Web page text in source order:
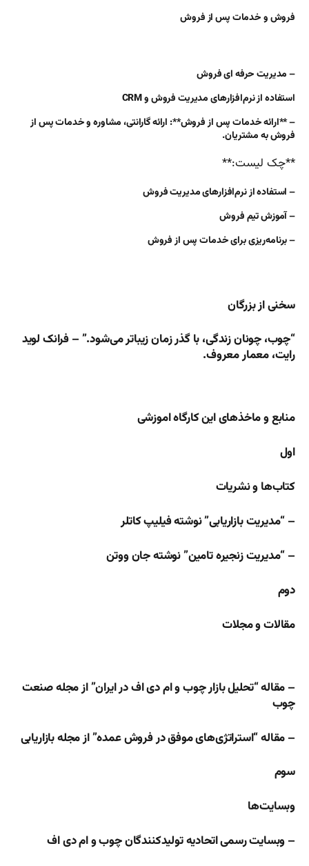
فروش و خدمات پس از فروش
– مدیریت حرفه ای فروش
استفاده از نرم‌افزارهای مدیریت فروش و CRM
– **ارائه خدمات پس از فروش**: ارائه گارانتی، مشاوره و خدمات پس از
فروش به مشتریان.
**چک لیست:**
– استفاده از نرم‌افزارهای مدیریت فروش
– آموزش تیم فروش
– برنامه‌ریزی برای خدمات پس از فروش
سخنی از بزرگان
“چوب، چونان زندگی، با گذر زمان زیباتر می‌شود.” – فرانک لوید
رایت، معمار معروف.
منابع و ماخذهای این کارگاه اموزشی
اول
کتاب‌ها و نشریات
– “مدیریت بازاریابی” نوشته فیلیپ کاتلر
– “مدیریت زنجیره تامین” نوشته جان ووتن
دوم
مقالات و مجلات
– مقاله “تحلیل بازار چوب و ام دی اف در ایران” از مجله صنعت
چوب
– مقاله “استراتژی‌های موفق در فروش عمده” از مجله بازاریابی
سوم
وبسایت‌ها
– وبسایت رسمی اتحادیه تولیدکنندگان چوب و ام دی اف